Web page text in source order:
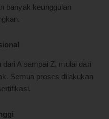
banyak keunggulan
A sampai Z, mulai dari
Semua proses dilakukan